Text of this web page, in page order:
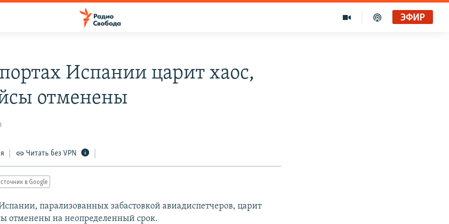
ЭФИР
Испании царит хаос,
отменены
Читать без VPN
в Google
парализованных забастовкой авиадиспетчеров, царит
отменены на неопределенный срок.